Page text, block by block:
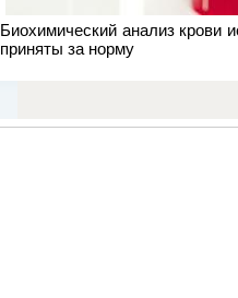
Биохимический анализ крови
приняты за норму